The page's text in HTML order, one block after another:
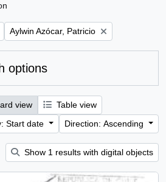
Remove filter:
Aylwin Azócar, Patricio
options
view
Table view
Start date
Direction: Ascending
Show 1 results with digital objects